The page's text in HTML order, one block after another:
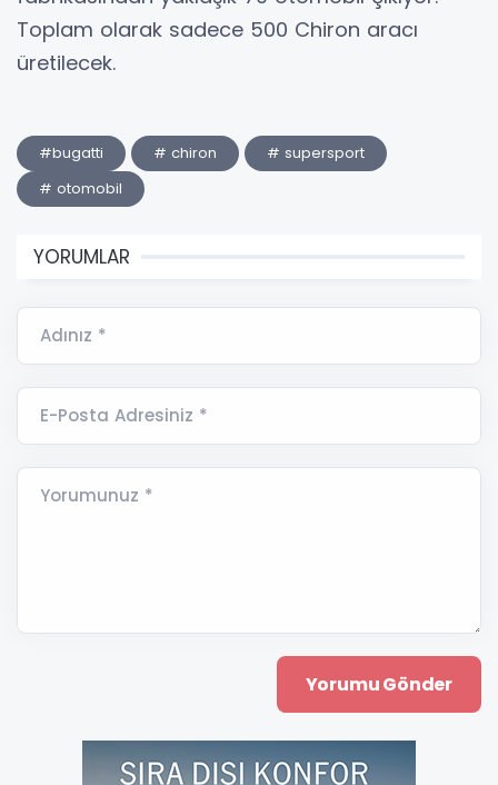
Toplam olarak sadece 500 Chiron aracı
üretilecek.
#bugatti # chiron
# supersport
# otomobil
YORUMLAR
Adınız *
E-Posta Adresiniz *
Yorumunuz *